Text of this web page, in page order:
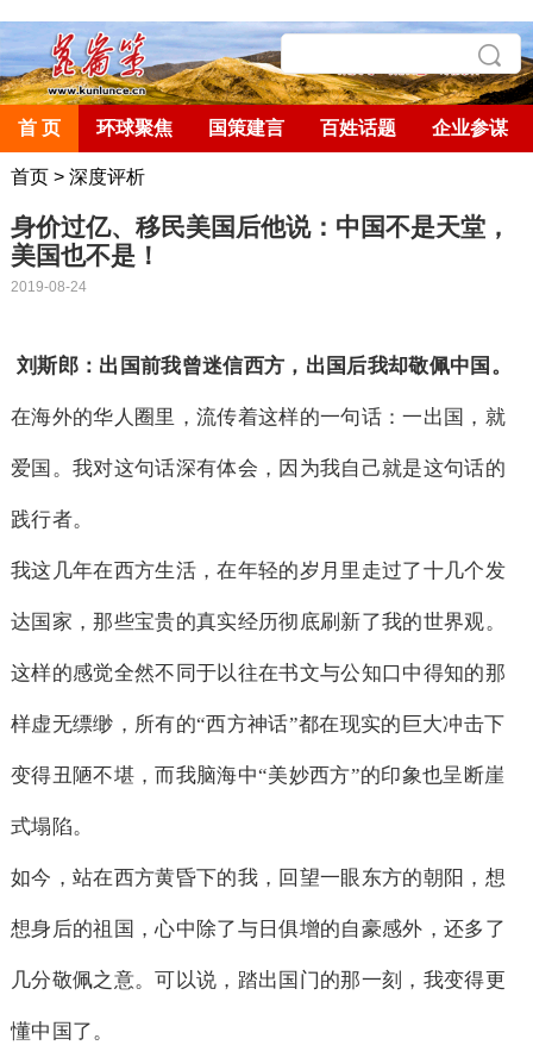
首 页 环球聚焦 国策建言 百姓话题 企业参谋
首页> 深度评析
身价过亿、移民美国后他说：中国不是天堂，
美国也不是！
2019-08-24
刘斯郎：出国前我曾迷信西方，出国后我却敬佩中国。
在海外的华人圈里，流传着这样的一句话：一出国，就
爱国。我对这句话深有体会，因为我自己就是这句话的
践行者。
我这几年在西方生活，在年轻的岁月里走过了十几个发
达国家，那些宝贵的真实经历彻底刷新了我的世界观。
这样的感觉全然不同于以往在书文与公知口中得知的那
样虚无缥缈，所有的“西方神话”都在现实的巨大冲击下
变得丑陋不堪，而我脑海中“美妙西方”的印象也呈断崖
式塌陷。
如今，站在西方黄昏下的我，回望一眼东方的朝阳，想
想身后的祖国，心中除了与日俱增的自豪感外，还多了
几分敬佩之意。可以说，踏出国门的那一刻，我变得更
懂中国了。